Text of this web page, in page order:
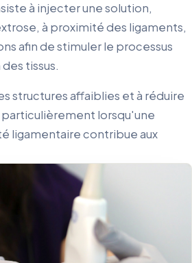
à injecter une solution,
à proximité des ligaments,
afin de stimuler le processus
tissus.
structures affaiblies et à réduire
particulièrement lorsqu'une
ligamentaire contribue aux